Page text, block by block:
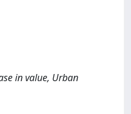
in value, Urban